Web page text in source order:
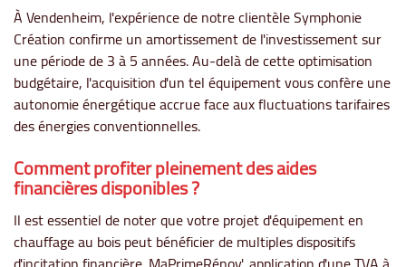
À Vendenheim, l'expérience de notre clientèle Symphonie
Création confirme un amortissement de l'investissement sur
une période de 3 à 5 années. Au-delà de cette optimisation
budgétaire, l'acquisition d'un tel équipement vous confère une
autonomie énergétique accrue face aux fluctuations tarifaires
des énergies conventionnelles.
Comment profiter pleinement des aides
financières disponibles ?
Il est essentiel de noter que votre projet d'équipement en
chauffage au bois peut bénéficier de multiples dispositifs